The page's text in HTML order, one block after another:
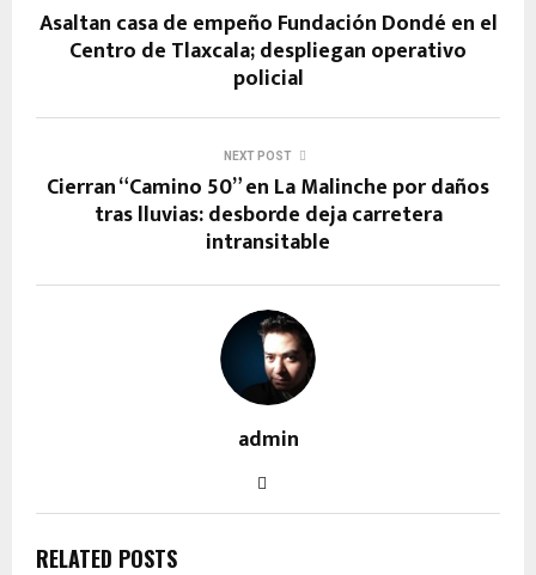
Asaltan casa de empeño Fundación Dondé en el
Centro de Tlaxcala; despliegan operativo
policial
NEXT POST
Cierran “Camino 50” en La Malinche por daños
tras lluvias: desborde deja carretera
intransitable
admin
RELATED POSTS